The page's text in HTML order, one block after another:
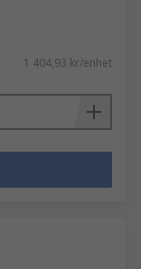
1 404,93 kr/enhet